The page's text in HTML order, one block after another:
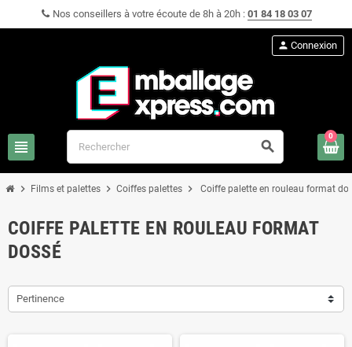
Nos conseillers à votre écoute de 8h à 20h : 01 84 18 03 07
view_headline search
person Connexion
0
chevron_right Films et palettes chevron_right Coiffes palettes chevron_right Coiffe palette en rouleau format
COIFFE PALETTE EN ROULEAU FORMAT
DOSSÉ
Pertinence